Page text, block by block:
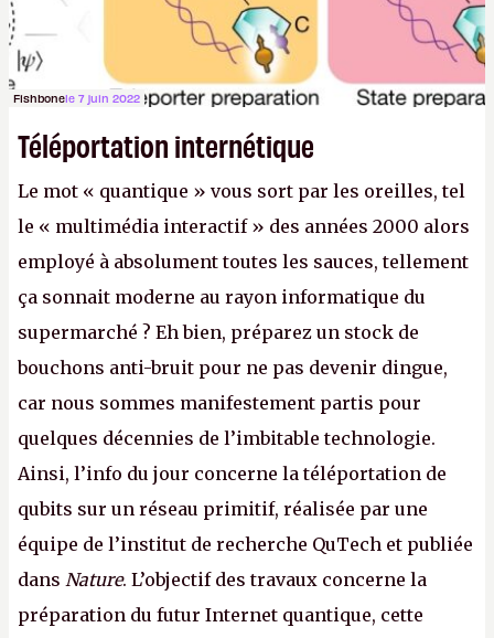
Fishbonele 7 juin 2022
Téléportation internétique
Le mot « quantique » vous sort par les oreilles, tel
le « multimédia interactif » des années 2000 alors
employé à absolument toutes les sauces, tellement
ça sonnait moderne au rayon informatique du
supermarché ? Eh bien, préparez un stock de
bouchons anti-bruit pour ne pas devenir dingue,
car nous sommes manifestement partis pour
quelques décennies de l’imbitable technologie.
Ainsi, l’info du jour concerne la téléportation de
qubits sur un réseau primitif, réalisée par une
équipe de l’institut de recherche QuTech et publiée
dans Nature. L’objectif des travaux concerne la
préparation du futur Internet quantique, cette